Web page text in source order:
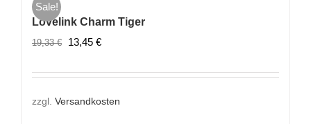
Sale!
Lovelink Charm Tiger
19,33€
Ursprünglicher
war:
19,33 €
13,45 €Aktueller
ist:
13,45 €.
zzgl. Versandkosten